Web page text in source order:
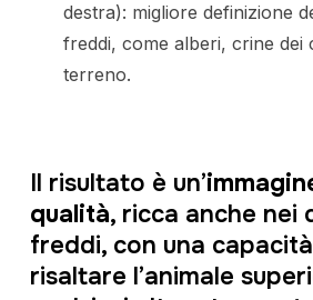
destra): migliore definizione
freddi, come alberi, crine dei
terreno.
Il risultato è un’
qualità, ricca anche nei
freddi, con una
risaltare l’animale